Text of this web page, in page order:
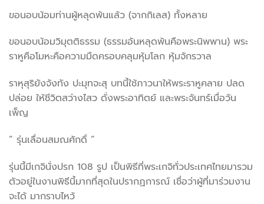
ขอนอบน้อมท่านผู้หลุดพ้นแล้ว (จากกิเลส) ทั้งหลาย
ขอนอบน้อมวิมุตติธรรม (ธรรมอันหลุดพ้นคือพระนิพพาน) พระ
ราหูคือโมหะคือความมืดครอบคลุมหุ้มโลก หุ้มจักรวาล
ราหุสุริยังจังทัง ปะมุทจะสุ บทนี้ใช้ภาวนาให้พระราหูคลาย ปลด
ปล่อย ให้ชีวิตสว่างไสว ดั่งพระอาทิตย์ และพระจันทร์เมื่อวัน
เพ็ญ
” รุ่นเลื่อนสมณศักดิ์ ”
รุ่นนี้มีเกจินั่งปรก 108 รูป เป็นพิธีที่พระเกจิทั่วประเทศไทยมารวม
ตัวอยู่ในงานพิธีนี้มากที่สุดในปรากฏการณ์ เชื่อว่าผู้ที่มาร่วมงาน
จะได้ มากราบไหว้